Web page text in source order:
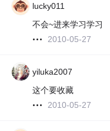
lucky011
不会~进来学习学习
2010-05-27
yiluka2007
这个要收藏
2010-05-27